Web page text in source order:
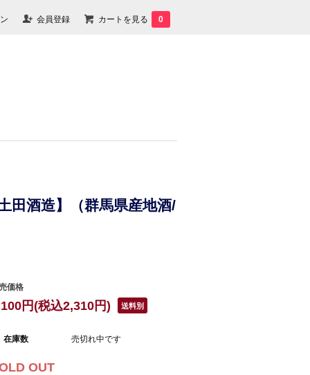
会員登録 カートを見る 0
田酒造】（群馬県産地酒/
価格
円(税込2,310円) 送料別
在庫数 売切れ中です
OUT